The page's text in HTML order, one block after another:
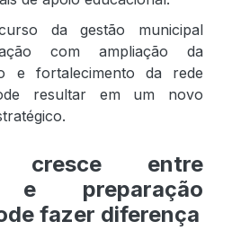
da gestão municipal
com ampliação da
e fortalecimento da rede
resultar em um novo
cresce entre
e preparação
fazer diferença